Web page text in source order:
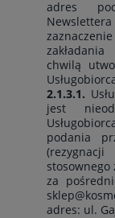
adres
chwilą
2.1.3.1.
jest
podania
stosownego
za
adres: ul.